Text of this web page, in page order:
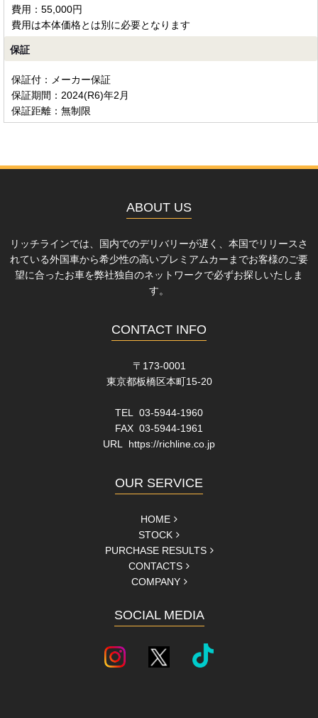
費用：55,000円
費用は本体価格とは別に必要となります
保証
保証付：メーカー保証
保証期間：2024(R6)年2月
保証距離：無制限
ABOUT US
リッチラインでは、国内でのデリバリーが遅く、本国でリリースさ
れている外国車から希少性の高いプレミアムカーまでお客様のご要
望に合ったお車を弊社独自のネットワークで必ずお探しいたしま
す。
CONTACT INFO
〒173-0001
東京都板橋区本町15-20
TEL 03-5944-1960
FAX 03-5944-1961
URL https://richline.co.jp
OUR SERVICE
HOME
STOCK
PURCHASE RESULTS
CONTACTS
COMPANY
SOCIAL MEDIA